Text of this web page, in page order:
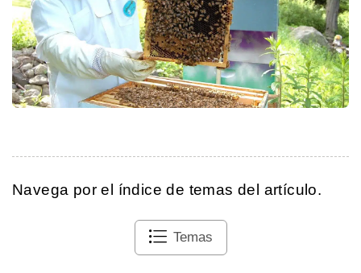
Navega por el índice de temas del artículo.
Temas